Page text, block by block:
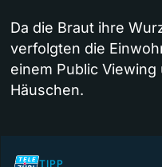
Da die Braut ihre
verfolgten die
einem Public
Häuschen.
TIPP